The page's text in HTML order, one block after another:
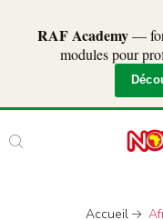
RAF Academy—
modules pour
Accueil